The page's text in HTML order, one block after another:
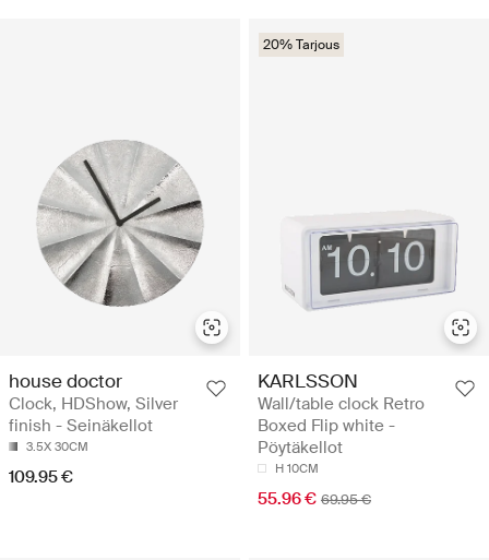
house doctor
Clock, HDShow, Silver
finish - Seinäkellot
3.5X 30CM
109.95 €
20% Tarjous
KARLSSON
Wall/table clock Retro
Boxed Flip white -
Pöytäkellot
H 10CM
55.96 € 69.95 €